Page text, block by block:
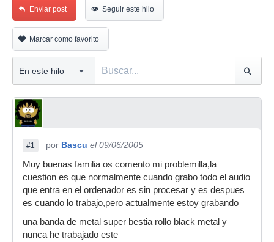
Enviar post Seguir este hilo
Marcar como favorito
#1 por Bascu el 09/06/2005
Muy buenas familia os comento mi problemilla,la
cuestion es que normalmente cuando grabo todo el audio
que entra en el ordenador es sin procesar y es despues
es cuando lo trabajo,pero actualmente estoy grabando
una banda de metal super bestia rollo black metal y
nunca he trabajado este